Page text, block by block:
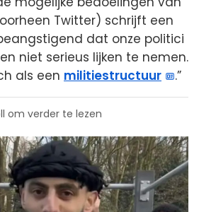
Twitter) schrijft een
dat onze politici
niet serieus lijken te nemen.
als een militiestructuur .”
om verder te lezen